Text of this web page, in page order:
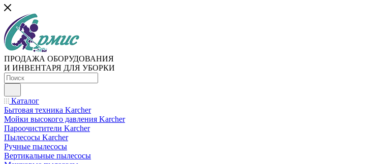
ПРОДАЖА ОБОРУДОВАНИЯ
И ИНВЕНТАРЯ ДЛЯ УБОРКИ
Каталог
Бытовая техника Karcher
Мойки высокого давления Karcher
Пароочистители Karcher
Пылесосы Karcher
Ручные пылесосы
Вертикальные пылесосы